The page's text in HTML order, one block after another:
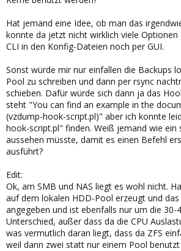
Hat jemand eine Idee, ob man das
konnte da jetzt nicht wirklich viele Optionen
CLI in den Konfig-Dateien noch per GUI.
Sonst würde mir nur einfallen die Backups
Pool zu schreiben und dann per rsync
schieben. Dafür würde sich dann ja das
steht "You can find an example in the
(vzdump-hook-script.pl)" aber ich konnte
hook-script.pl" finden. Weiß jemand wie ein
aussehen müsste, damit es einen Befehl
ausführt?
Edit:
Ok, am SMB und NAS liegt es wohl nicht.
auf dem lokalen HDD-Pool erzeugt und
angegeben und ist ebenfalls nur um die 30-
Unterschied, außer dass da die CPU
was vermutlich daran liegt, dass da ZFS
weil dann zwei statt nur einem Pool